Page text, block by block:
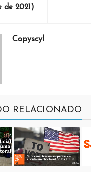
de 2021)
Copyscyl
RELACIONADO